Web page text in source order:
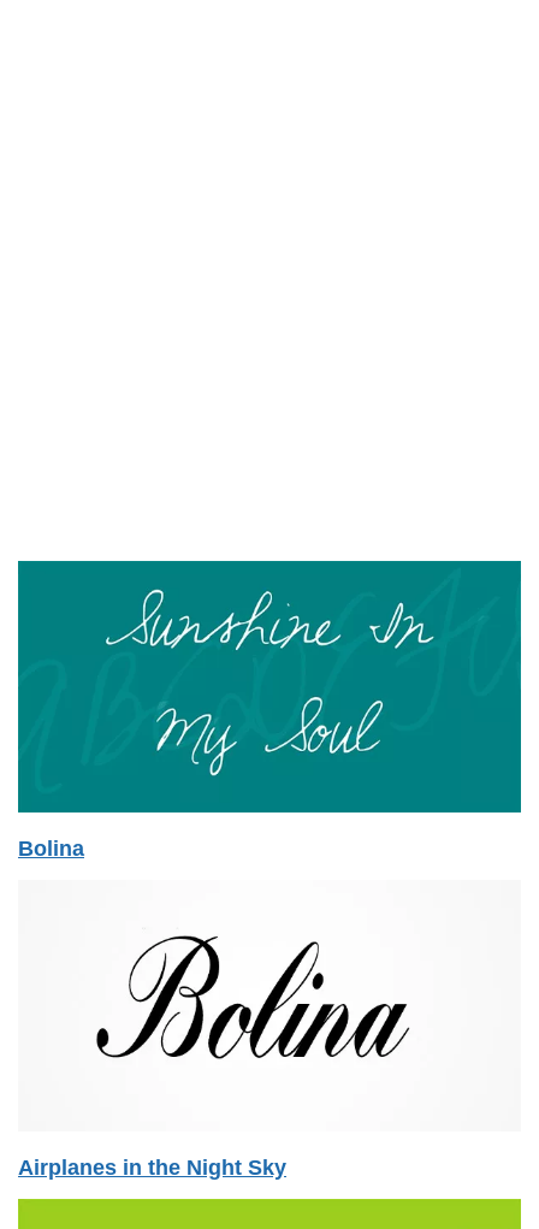
Bolina
Airplanes in the Night Sky